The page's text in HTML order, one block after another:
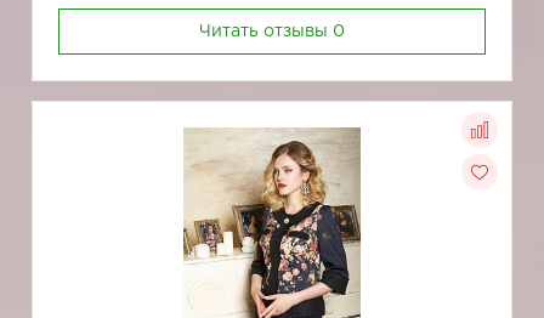
Читать отзывы 0